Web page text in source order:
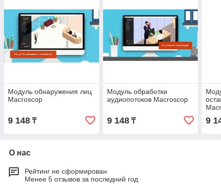
Модуль обнаружения лиц
Macroscop
9 148 ₸
Модуль обработки
аудиопотоков Macroscop
9 148₸ 9
О нас
Рейтинг не сформирован
Менее 5 отзывов за последний год